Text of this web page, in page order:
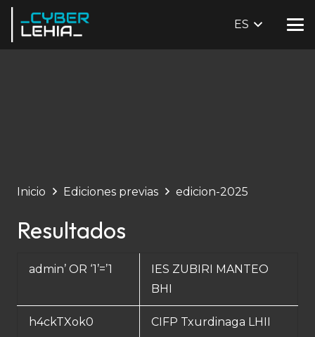
ES
Inicio Ediciones previas edicion-2025
Resultados
admin’ OR ‘1’=’1
IES ZUBIRI MANTEO
BHI
h4ckTXok0 CIFP Txurdinaga LHII